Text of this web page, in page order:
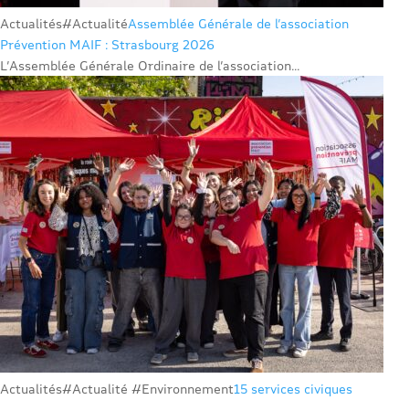
Actualités#ActualitéAssemblée Générale de l’association
Prévention MAIF : Strasbourg 2026
L’Assemblée Générale Ordinaire de l’association...
Actualités#Actualité #Environnement15 services civiques